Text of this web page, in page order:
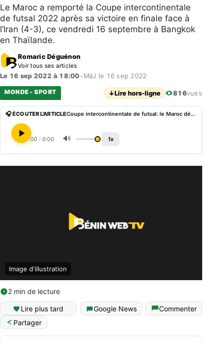
Le Maroc a remporté la Coupe intercontinentale
de futsal 2022 après sa victoire en finale face à
l’Iran (4-3), ce vendredi 16 septembre à Bangkok
en Thaïlande.
Romaric Déguénon
Voir tous ses articles
Le 16 sep 2022 à 18:00• MàJ le 16 sep 2022
MONDE - SPORT ↓Lire hors-ligne 816vues
🎧 ÉCOUTER L'ARTICLE Coupe intercontinentale de futsal: le Maroc décroche le sacre face à l’Iran
0:00 / 0:00 🔊 1x
Image d'illustration
2 min de lecture
Lire plus tard Google News
Commenter
Partager